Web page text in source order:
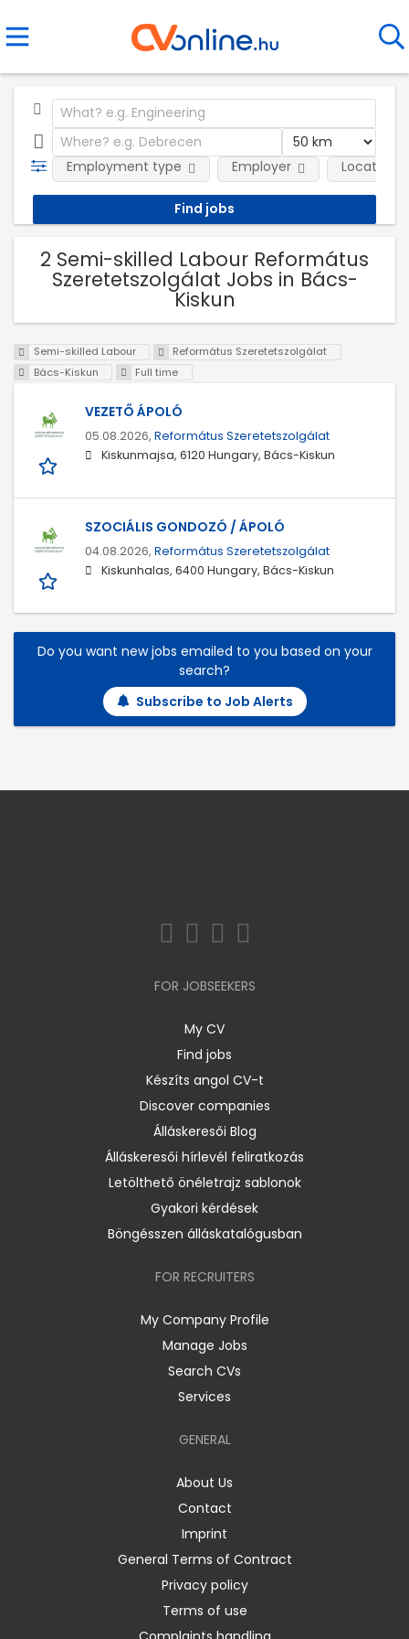
Employment type Employer Location
2 Semi-skilled Labour Református
Szeretetszolgálat Jobs in Bács-
Kiskun
Semi-skilled Labour
Református Szeretetszolgálat
Bács-Kiskun
Full time
VEZETŐ ÁPOLÓ
05.08.2026, Református Szeretetszolgálat
Kiskunmajsa, 6120 Hungary, Bács-Kiskun
SZOCIÁLIS GONDOZÓ / ÁPOLÓ
04.08.2026, Református Szeretetszolgálat
Kiskunhalas, 6400 Hungary, Bács-Kiskun
Do you want new jobs emailed to you based on your
search?
Subscribe to Job Alerts
FOR JOBSEEKERS
My CV
Find jobs
Készíts angol CV-t
Discover companies
Álláskeresői Blog
Álláskeresői hírlevél feliratkozás
Letölthető önéletrajz sablonok
Gyakori kérdések
Böngésszen álláskatalógusban
FOR RECRUITERS
My Company Profile
Manage Jobs
Search CVs
Services
GENERAL
About Us
Contact
Imprint
General Terms of Contract
Privacy policy
Terms of use